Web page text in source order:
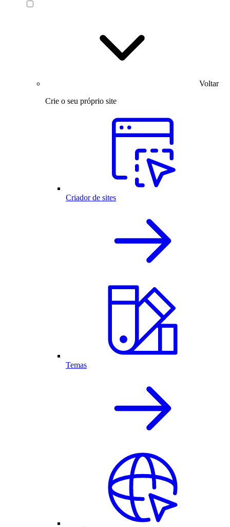
Voltar
Crie o seu próprio site
Criador de sites
Temas